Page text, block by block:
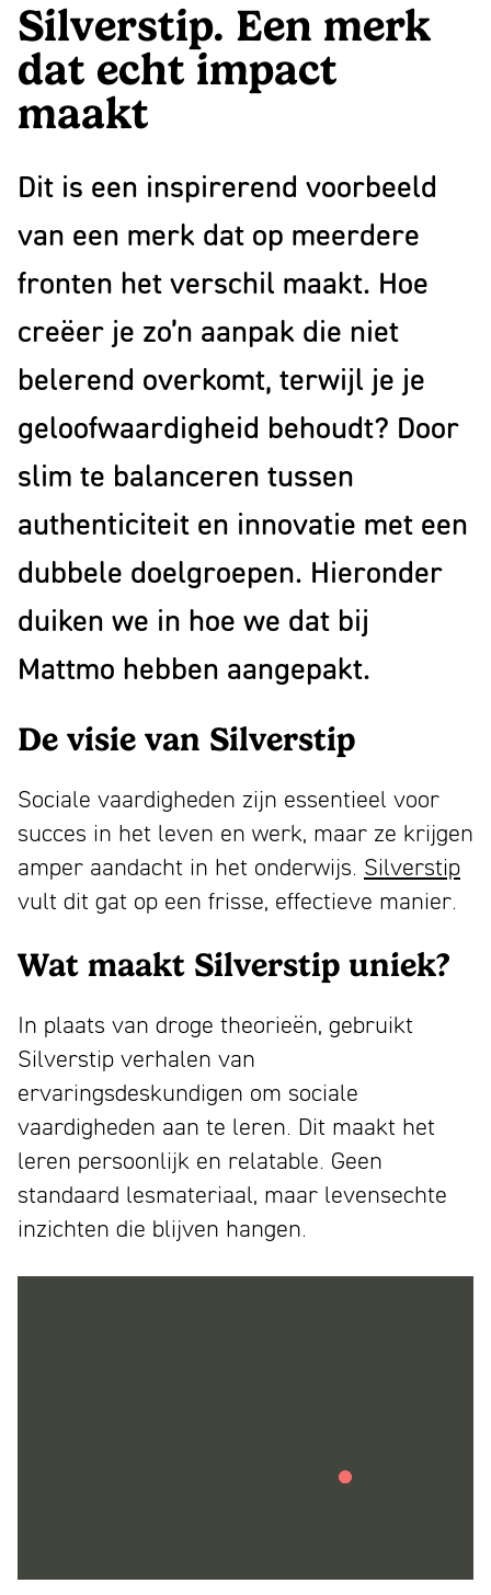
bloeiend
merk
trekt
aandacht,
indruk
mensen
glimlachen
Wij
zijn
Mattmo,
gespecialiseerd
marketing,
ESG-
en
jaarverslagen
Partners
Nieuws
Contact
Instagram
Facebook
NL EN
Silverstip. Een merk
dat echt impact
maakt
Dit is een inspirerend voorbeeld
van een merk dat op meerdere
fronten het verschil maakt. Hoe
creëer je zo’n aanpak die niet
belerend overkomt, terwijl je je
geloofwaardigheid behoudt? Door
slim te balanceren tussen
authenticiteit en innovatie met een
dubbele doelgroepen. Hieronder
duiken we in hoe we dat bij
Mattmo hebben aangepakt.
De visie van Silverstip
Sociale vaardigheden zijn essentieel voor
succes in het leven en werk, maar ze krijgen
amper aandacht in het onderwijs. Silverstip
vult dit gat op een frisse, effectieve manier.
Wat maakt Silverstip uniek?
In plaats van droge theorieën, gebruikt
Silverstip verhalen van
ervaringsdeskundigen om sociale
vaardigheden aan te leren. Dit maakt het
leren persoonlijk en relatable. Geen
standaard lesmateriaal, maar levensechte
inzichten die blijven hangen.